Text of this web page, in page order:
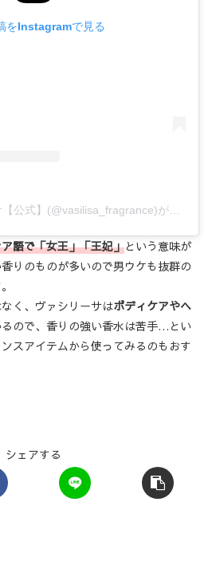
をInstagramで見る
VASILISA_ヴァシリーサ【公式】(@vasilisa_fragrance)がシェアした投稿
語で「女王」「王妃」という意味が
りのものが多いので男ウケも抜群の
く、ヴァシリーサはボディケアやヘ
ので、香りの強い香水は苦手…とい
スアイテムから使ってみるのもおす
シェアする